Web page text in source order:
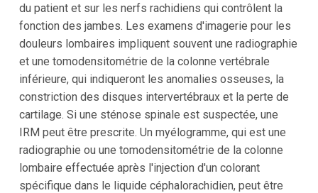
du patient et sur les nerfs rachidiens qui contrôlent la
fonction des jambes. Les examens d'imagerie pour les
douleurs lombaires impliquent souvent une radiographie
et une tomodensitométrie de la colonne vertébrale
inférieure, qui indiqueront les anomalies osseuses, la
constriction des disques intervertébraux et la perte de
cartilage. Si une sténose spinale est suspectée, une
IRM peut être prescrite. Un myélogramme, qui est une
radiographie ou une tomodensitométrie de la colonne
lombaire effectuée après l'injection d'un colorant
spécifique dans le liquide céphalorachidien, peut être